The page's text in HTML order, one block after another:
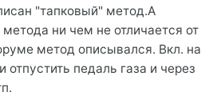
"тапковый" метод.А
ни чем не отличается от
метод описывался. Вкл. на
отпустить педаль газа и через